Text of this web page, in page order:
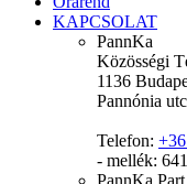
KAPCSOLAT
PannKa
Közösségi
1136
Pannónia
Telefon:
- mellék:
PannKa Part